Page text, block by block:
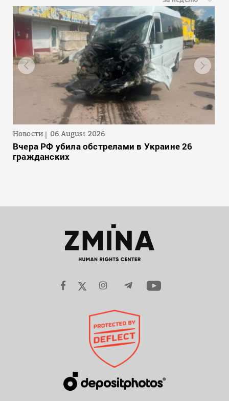
Новости 06 August 2026
Вчера РФ убила обстрелами в Украине 26
гражданских